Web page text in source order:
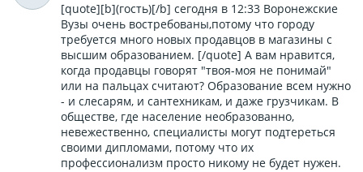
[quote][b](гость)[/b] сегодня в 12:33 Воронежские
Вузы очень востребованы,потому что городу
требуется много новых продавцов в магазины с
высшим образованием. [/quote] А вам нравится,
когда продавцы говорят "твоя-моя не понимай"
или на пальцах считают? Образование всем нужно
- и слесарям, и сантехникам, и даже грузчикам. В
обществе, где население необразованно,
невежественно, специалисты могут подтереться
своими дипломами, потому что их
профессионализм просто никому не будет нужен.